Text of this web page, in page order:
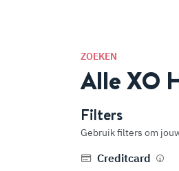
ZOEKEN
Alle XO
Filters
Gebruik filters om
Creditcard